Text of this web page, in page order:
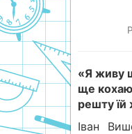
«Я живу
ще кохаю
решту їй
Іван